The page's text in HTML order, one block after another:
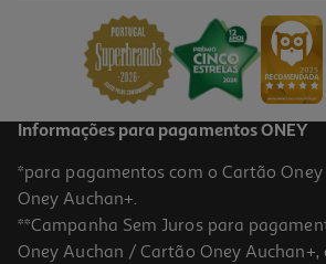
Informações para pagamentos ONEY
*para pagamentos com o Cartão
Oney Auchan+.
**Campanha Sem Juros para
Oney Auchan / Cartão Oney Auchan+,